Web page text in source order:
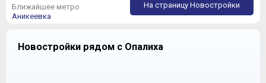
Ближайшее метро
Аникеевка
На страницу Новостройки
Новостройки рядом с Опалиха